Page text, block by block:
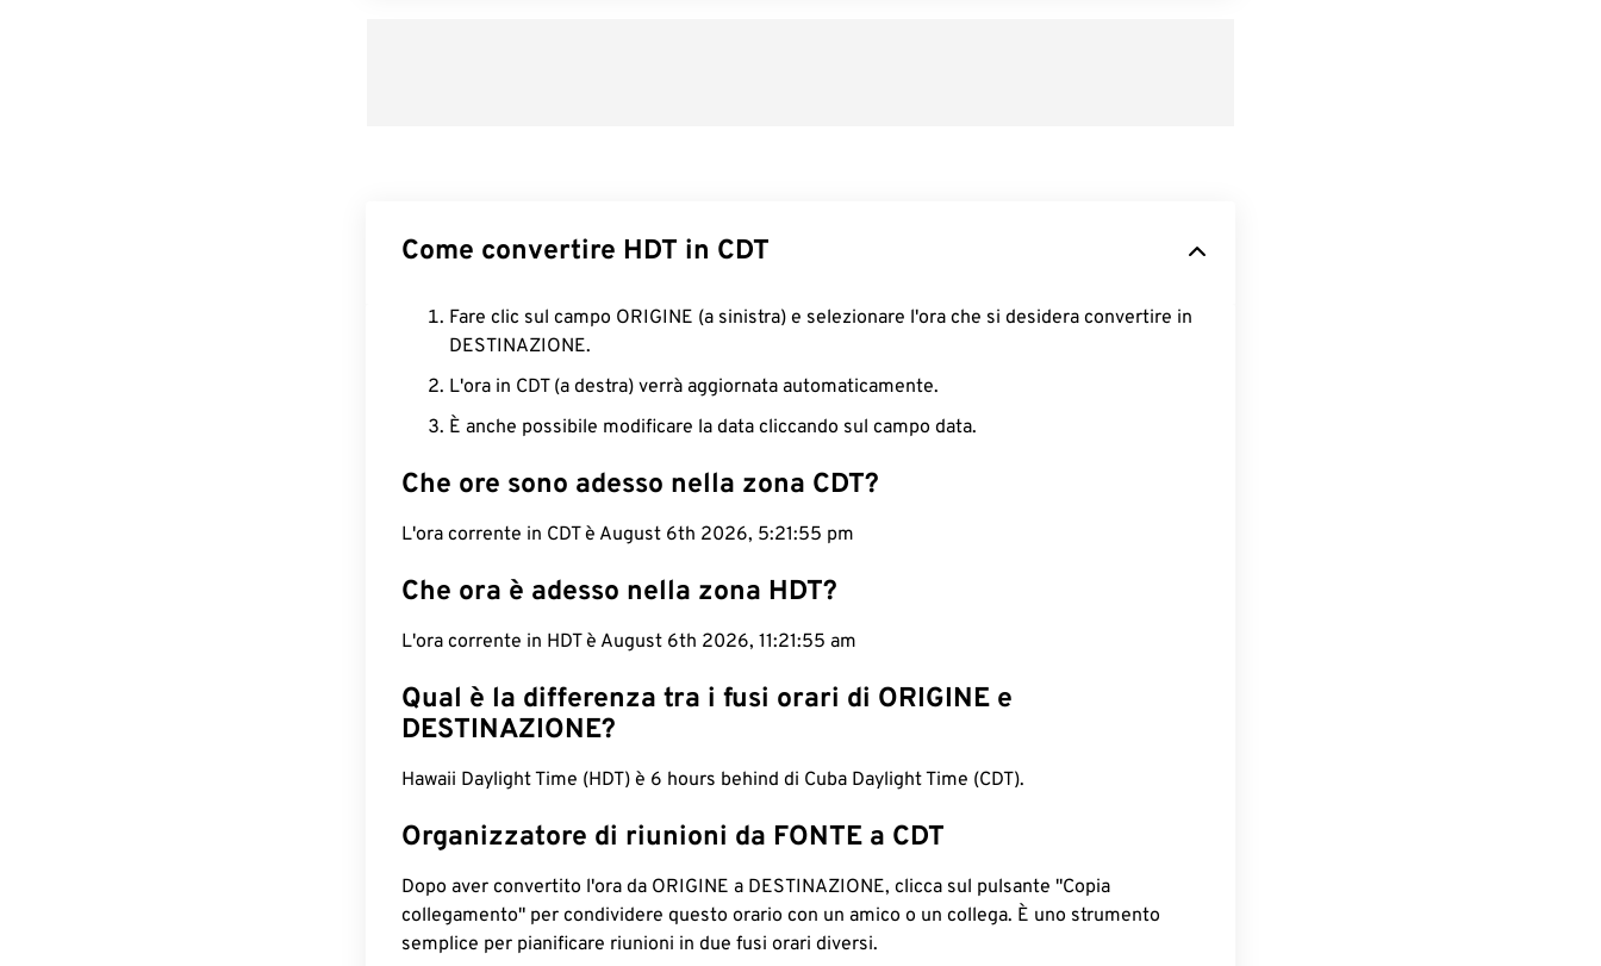
Come convertire HDT in CDT
Fare clic sul campo ORIGINE (a sinistra) e selezionare l'ora che si desidera convertire in
DESTINAZIONE.
L'ora in CDT (a destra) verrà aggiornata automaticamente.
È anche possibile modificare la data cliccando sul campo data.
Che ore sono adesso nella zona CDT?
L'ora corrente in CDT è August 6th 2026, 5:21:56 pm
Che ora è adesso nella zona HDT?
L'ora corrente in HDT è August 6th 2026, 11:21:56 am
Qual è la differenza tra i fusi orari di ORIGINE e
DESTINAZIONE?
Hawaii Daylight Time (HDT) è 6 hours behind di Cuba Daylight Time (CDT).
Organizzatore di riunioni da FONTE a CDT
Dopo aver convertito l'ora da ORIGINE a DESTINAZIONE, clicca sul pulsante "Copia
collegamento" per condividere questo orario con un amico o un collega. È uno strumento
semplice per pianificare riunioni in due fusi orari diversi.